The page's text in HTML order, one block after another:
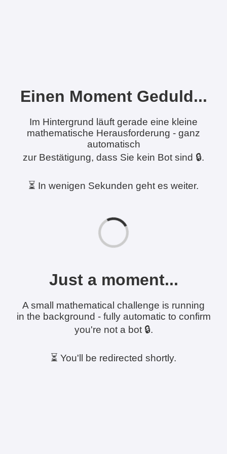
Einen Moment Geduld...
Im Hintergrund läuft gerade eine kleine
mathematische Herausforderung - ganz
automatisch
zur Bestätigung, dass Sie kein Bot sind 🔒.
⏳ In wenigen Sekunden geht es weiter.
Just a moment...
A small mathematical challenge is running
in the background - fully automatic to confirm
you're not a bot 🔒.
⏳ You'll be redirected shortly.